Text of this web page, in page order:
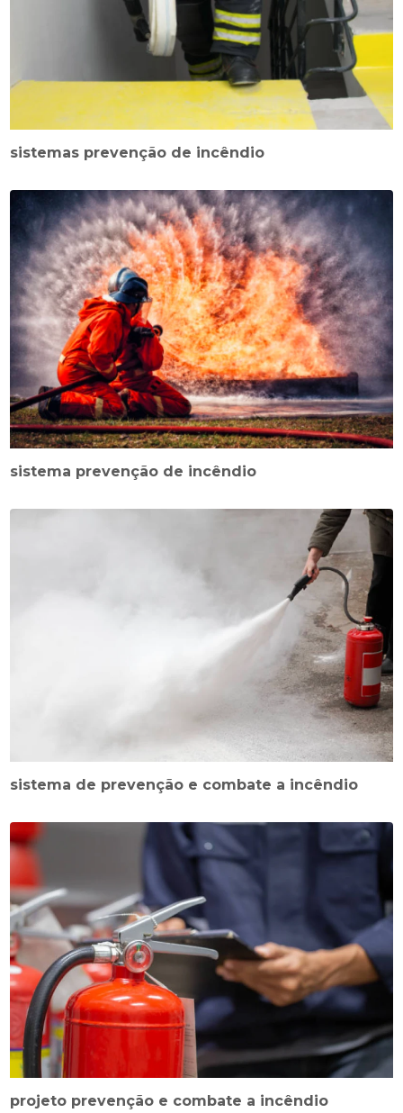
sistemas prevenção de incêndio
sistema prevenção de incêndio
sistema de prevenção e combate a incêndio
projeto prevenção e combate a incêndio